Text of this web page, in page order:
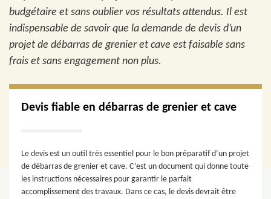
budgétaire et sans oublier vos résultats attendus. Il est
indispensable de savoir que la demande de devis d’un
projet de débarras de grenier et cave est faisable sans
frais et sans engagement non plus.
Devis fiable en débarras de grenier et cave
Le devis est un outil très essentiel pour le bon préparatif d’un projet
de débarras de grenier et cave. C’est un document qui donne toute
les instructions nécessaires pour garantir le parfait
accomplissement des travaux. Dans ce cas, le devis devrait être